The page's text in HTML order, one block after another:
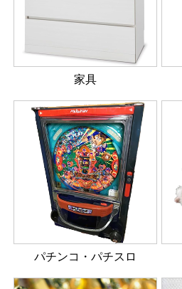
家具
パチンコ・パチスロ